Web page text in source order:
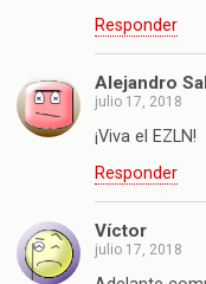
Responder
Alejandro
julio 17, 2018
¡Viva el EZLN!
Responder
Víctor
julio 17, 2018